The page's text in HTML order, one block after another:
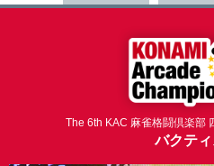
The 6th KAC 麻雀格闘倶楽部
バクティ